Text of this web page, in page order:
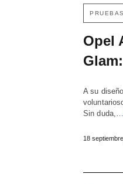
PRUEBAS
Opel
A su
Sin duda,…
18